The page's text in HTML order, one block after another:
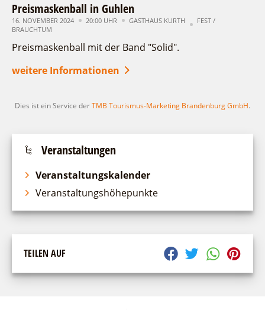
Preismaskenball in Guhlen
16. NOVEMBER 2024 20:00 UHR GASTHAUS KURTH
FEST /
BRAUCHTUM
Preismaskenball mit der Band "Solid".
weitere Informationen
Dies ist ein Service derTMB Tourismus-Marketing Brandenburg GmbH.
Veranstaltungen
Veranstaltungskalender
Veranstaltungshöhepunkte
TEILEN AUF